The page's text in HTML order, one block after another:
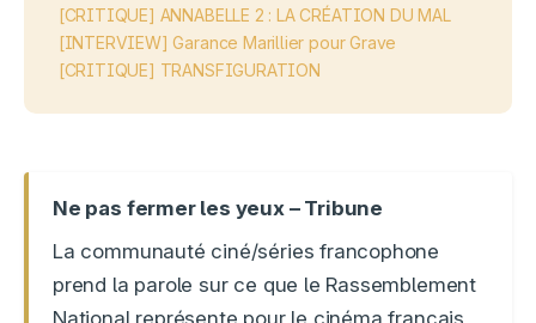
[CRITIQUE] ANNABELLE 2 : LA CRÉATION DU MAL
[INTERVIEW] Garance Marillier pour Grave
[CRITIQUE] TRANSFIGURATION
Ne pas fermer les yeux – Tribune
La communauté ciné/séries francophone
prend la parole sur ce que le Rassemblement